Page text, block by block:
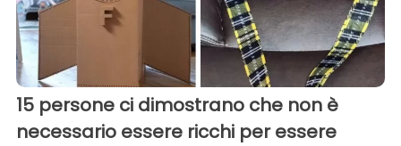
15 persone ci dimostrano che non è
necessario essere ricchi per essere